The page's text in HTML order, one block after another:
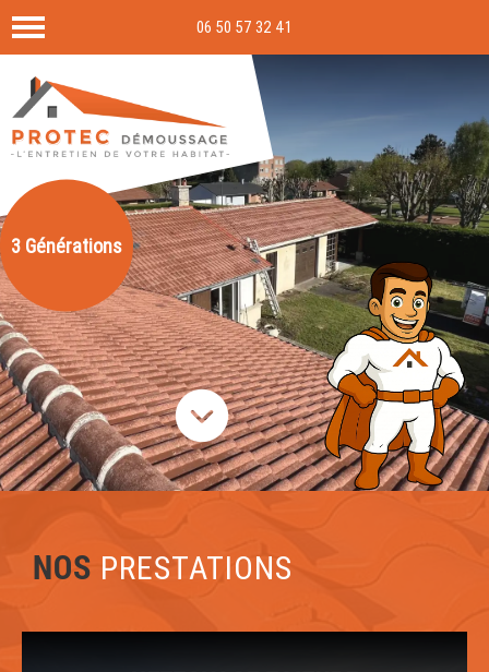
06 50 57 32 41
3 Générations
NOS PRESTATIONS